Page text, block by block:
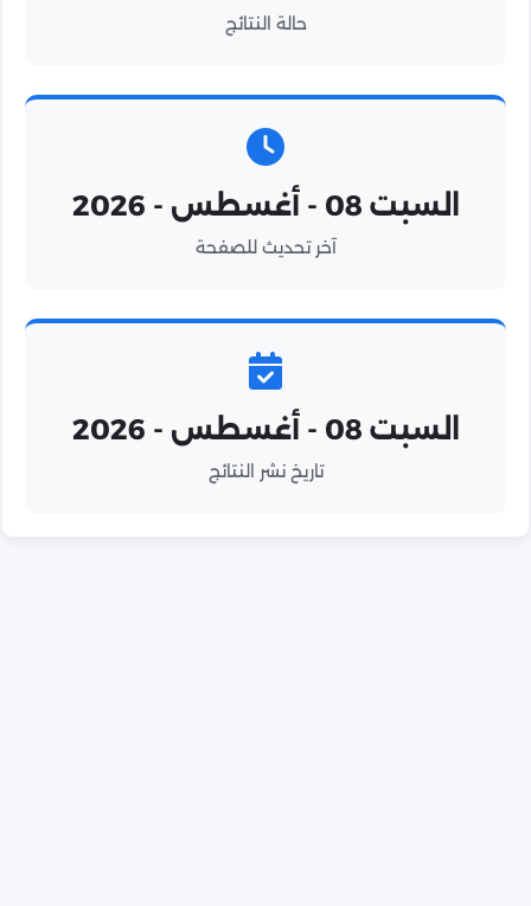
حالة النتائج
السبت 08 - أغسطس - 2026
آخر تحديث للصفحة
السبت 08 - أغسطس - 2026
تاريخ نشر النتائج